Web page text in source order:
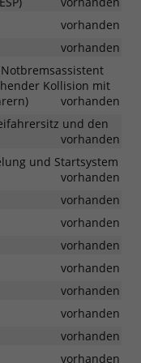
vorhanden
vorhanden
Notbremsassistent
Kollision mit
vorhanden
und den
vorhanden
und Startsystem
vorhanden
vorhanden
vorhanden
vorhanden
vorhanden
vorhanden
vorhanden
vorhanden
vorhanden